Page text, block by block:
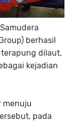
berhasil
dilaut,
kejadian
menuju
pada